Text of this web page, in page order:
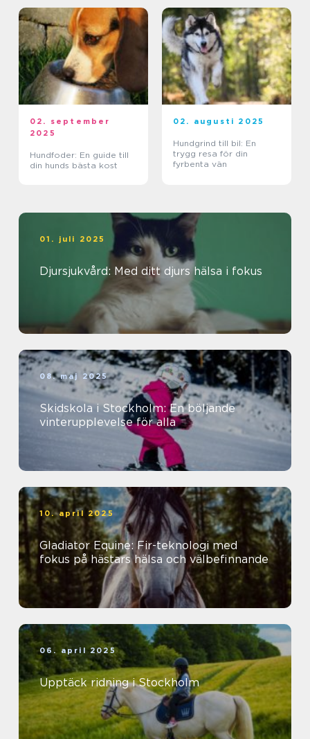
02. september
2025
Hundfoder: En guide till
din hunds bästa kost
02. augusti 2025
Hundgrind till bil: En
trygg resa för din
fyrbenta vän
01. juli 2025
Djursjukvård: Med ditt djurs hälsa i fokus
08. maj 2025
Skidskola i Stockholm: En böljande
vinterupplevelse för alla
10. april 2025
Gladiator Equine: Fir-teknologi med
fokus på hästars hälsa och välbefinnande
06. april 2025
Upptäck ridning i Stockholm